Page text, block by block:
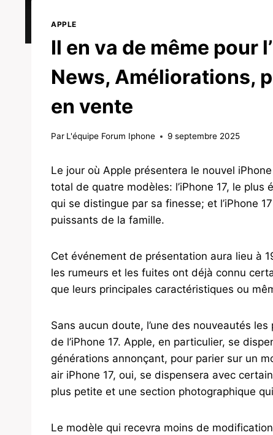
APPLE
Il en va de même pour
News, Améliorations,
en vente
Par L'équipe Forum Iphone 9 septembre 2025
Le jour où Apple présentera le nouvel
total de quatre modèles: l’iPhone 17, le plus
qui se distingue par sa finesse; et l’iPhone
puissants de la famille.
Cet événement de présentation aura lieu à
les rumeurs et les fuites ont déjà connu
que leurs principales caractéristiques ou
Sans aucun doute, l’une des nouveautés
de l’iPhone 17. Apple, en particulier, se
générations annonçant, pour parier sur un
air iPhone 17, oui, se dispensera avec
plus petite et une section photographique
Le modèle qui recevra moins de